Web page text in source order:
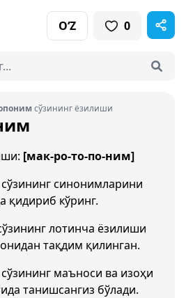
O‘Z 0
сўзининг ёзилиши
[мак-ро-то-по-ним]
сўзининг синонимларини
қидириб кўринг.
лотинча ёзилиши
тақдим қилинган.
сўзининг маъноси ва изоҳи
танишсангиз бўлади.